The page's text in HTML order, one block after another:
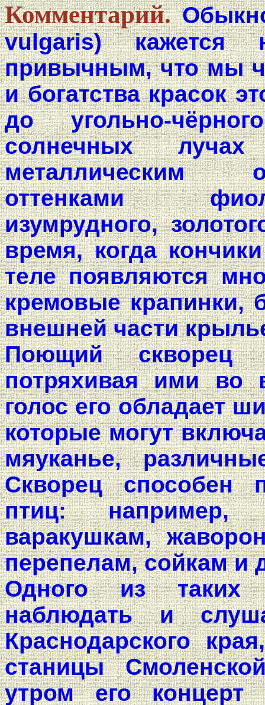
Комментарий.
vulgaris) кажется
привычным, что мы
и богатства красок
до угольно-
солнечных
металлическим
оттенками
изумрудного,
время, когда
теле появляются
кремовые крапинки,
внешней части
Поющий скворец
потряхивая ими во
голос его обладает
которые могут
мяуканье,
Скворец способен
птиц: например,
варакушкам,
перепелам, сойкам и
Одного из таких
наблюдать и
Краснодарского
станицы
утром его концерт